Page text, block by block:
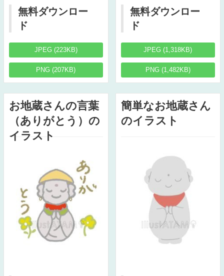
無料ダウンロー
ド
JPEG (223KB)
PNG (207KB)
無料ダウンロー
ド
JPEG (1,318KB)
PNG (1,482KB)
お地蔵さんの言葉
（ありがとう）の
イラスト
簡単なお地蔵さん
のイラスト